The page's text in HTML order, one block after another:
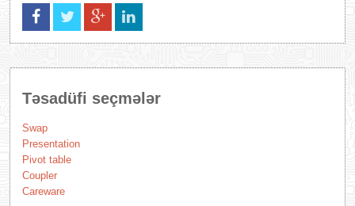
Təsadüfi seçmələr
Swap
Presentation
Pivot table
Coupler
Careware